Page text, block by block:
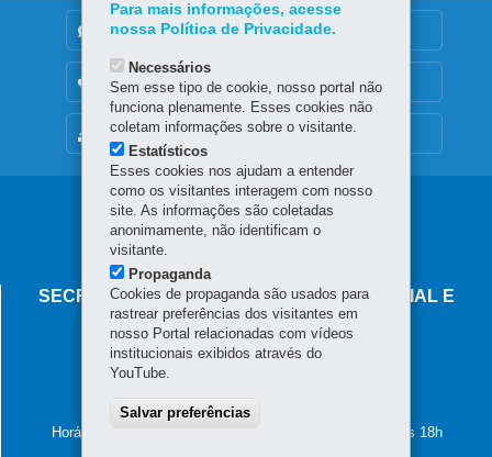
MAPA DO SITE
DENUNCIE CORRUPÇÃO
OUVIDORIA
Navegação
principal
SECRETARIA DO DESENVOLVIMENTO SOCIAL E
FAMÍLIA
Palácio das Araucárias
Rua Jacy Loureiro de Campos, s/n - Centro Cívico
80530-915-Curitiba
Horário de atendimento: das 8h30 às 12h e das 13h30 às 18h
Para mais informações, acesse
nossa Política de Privacidade.
Necessários
Sem esse tipo de cookie, nosso portal não
funciona plenamente. Esses cookies não
coletam informações sobre o visitante.
Estatísticos
Esses cookies nos ajudam a entender
como os visitantes interagem com nosso
site. As informações são coletadas
anonimamente, não identificam o
visitante.
Propaganda
Cookies de propaganda são usados para
rastrear preferências dos visitantes em
nosso Portal relacionadas com vídeos
institucionais exibidos através do
YouTube.
Salvar preferências